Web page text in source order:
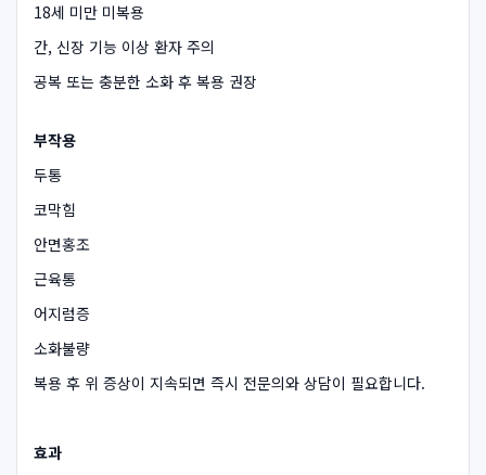
18세 미만 미복용
간, 신장 기능 이상 환자 주의
공복 또는 충분한 소화 후 복용 권장
부작용
두통
코막힘
안면홍조
근육통
어지럼증
소화불량
복용 후 위 증상이 지속되면 즉시 전문의와 상담이 필요합니다.
효과